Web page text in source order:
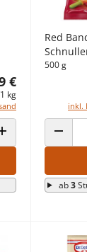
€
kg
ANZAHL ERHÖHEN
Red
500 g
inkl.
ab3